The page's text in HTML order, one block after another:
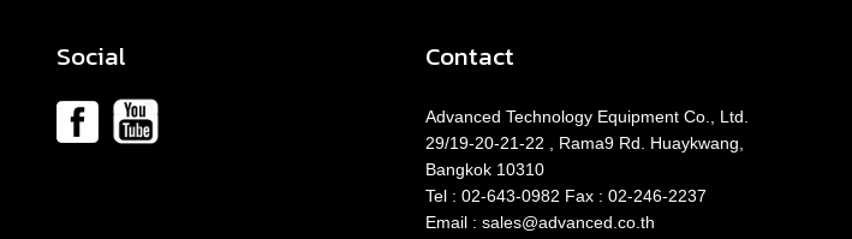
Social Contact
Advanced Technology Equipment Co., Ltd.​
29/19-20-21-22 , Rama9 Rd. Huaykwang,
Bangkok ​​10310
Tel : 02-643-0982 Fax : 02-246-2237
Email : sales@advanced.co.th